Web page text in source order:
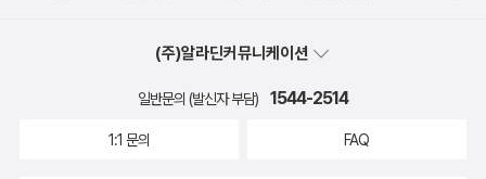
(주)알라딘커뮤니케이션
일반문의 (발신자 부담) 1544-2514
1:1 문의 FAQ